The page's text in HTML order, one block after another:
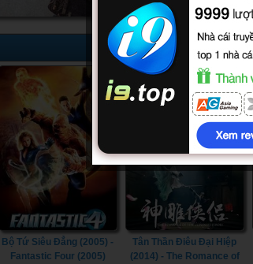
Bộ Tứ Siêu Đẳng (2005) -
Fantastic Four (2005)
52/52
Tân Thần Điêu Đại Hiệp
(2014) - The Romance of